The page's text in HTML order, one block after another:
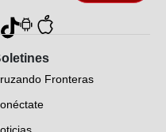
Fronteras